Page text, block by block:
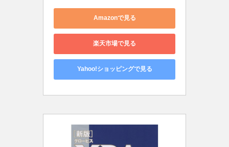
Amazonで見る
楽天市場で見る
Yahoo!ショッピングで見る